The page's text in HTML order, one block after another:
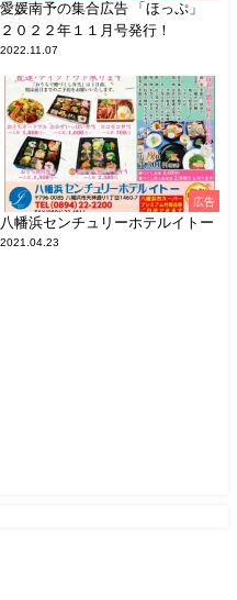
愛媛南予の集合広告 「ほっぷ」
２０２２年１１月号発行！
2022.11.07
広告
八幡浜センチュリーホテルイトー
2021.04.23